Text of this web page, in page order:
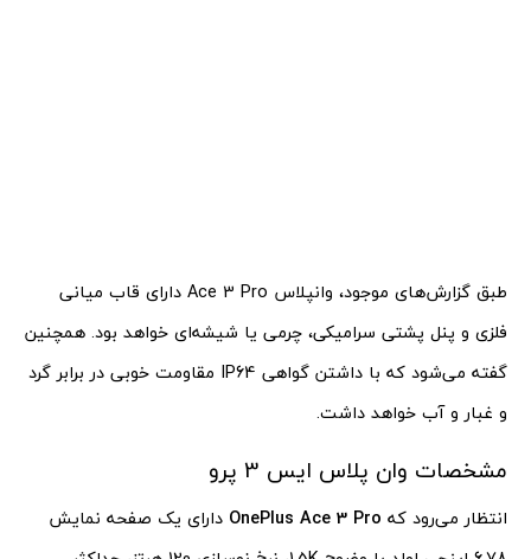
طبق گزارش‌های موجود، وانپلاس Ace 3 Pro دارای قاب میانی
فلزی و پنل پشتی سرامیکی، چرمی یا شیشه‌ای خواهد بود. همچنین
گفته می‌شود که با داشتن گواهی IP64 مقاومت خوبی در برابر گرد
و غبار و آب خواهد داشت.
مشخصات وان پلاس ایس 3 پرو
انتظار می‌رود که OnePlus Ace 3 Pro دارای یک صفحه نمایش